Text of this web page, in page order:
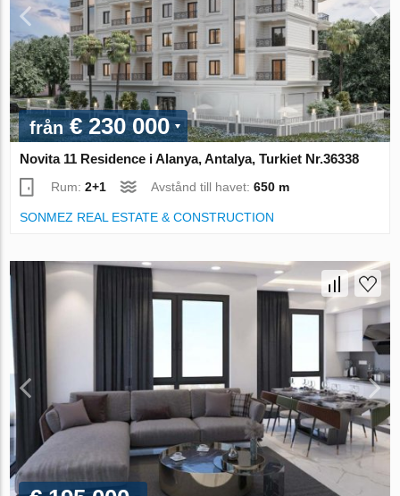
från€ 230 000
Novita 11 Residence i Alanya, Antalya, Turkiet Nr.36338
Rum:2+1 Avstånd till havet:650 m
SONMEZ REAL ESTATE & CONSTRUCTION